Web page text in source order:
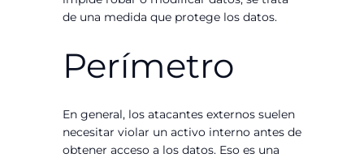
de una medida que protege los datos.
Perímetro
En general, los atacantes externos suelen
necesitar violar un activo interno antes de
obtener acceso a los datos. Eso es una